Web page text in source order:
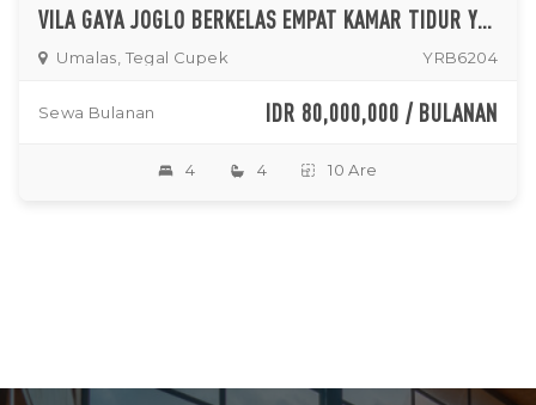
VILA GAYA JOGLO BERKELAS EMPAT KAMAR TIDUR YANG INDAH DI UMALAS
Umalas, Tegal Cupek YRB6204
Sewa Bulanan IDR 80,000,000 / BULANAN
4 4 10 Are